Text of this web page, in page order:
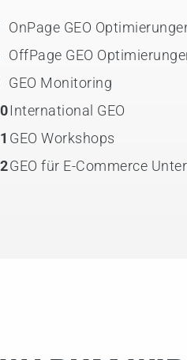
OnPage GEO
OffPage GEO
GEO Monitoring
International GEO
GEO Workshops
GEO für E-Commerce